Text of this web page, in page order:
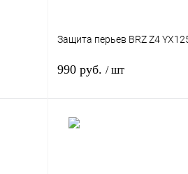
Защита перьев BRZ Z4
990 руб. / шт